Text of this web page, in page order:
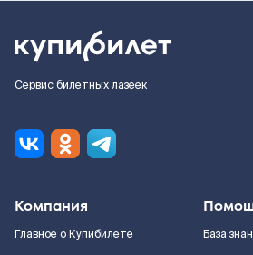
Сервис билетных лазеек
Компания
Главное о Купибилете
База